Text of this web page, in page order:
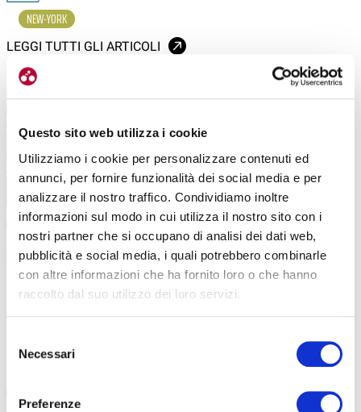
Questo sito web utilizza i cookie
Utilizziamo i cookie per personalizzare contenuti ed
annunci, per fornire funzionalità dei social media e per
analizzare il nostro traffico. Condividiamo inoltre
informazioni sul modo in cui utilizza il nostro sito con i
nostri partner che si occupano di analisi dei dati web,
pubblicità e social media, i quali potrebbero combinarle
con altre informazioni che ha fornito loro o che hanno
raccolto dal suo utilizzo dei loro servizi.
delNecessari
Preferenze
NEW-YORK
LEGGI TUTTI GLI ARTICOLI
STRADA |06-05-2025
ALÉ PARTNER DI GF NEW YORK: ECCO LE NUOVE
MAGLIE
Alé Cycling scala ancora una volta la piramide del ciclismo
e diventa fornitore ufficiale delle maglie del circuito Gran
#GRAN FONDO #NEW YORK